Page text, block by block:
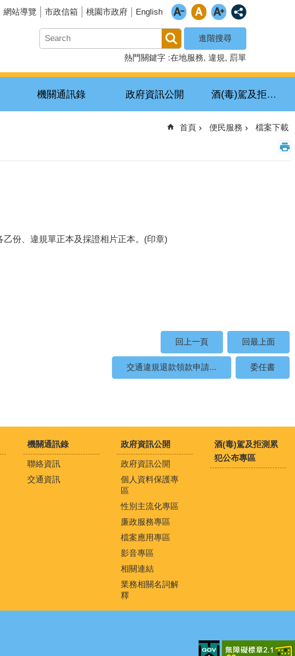
網站導覽 市政信箱 桃園市政府 English
進階搜尋
熱門關鍵字 在地服務 違規 罰單
機關通訊錄 政府資訊公開 酒(毒)駕及拒測累犯公布專區
首頁 便民服務 檔案下載
份、違規單正本及採證相片正本。(印章)
回上一頁
回最上面
交通違規退款領款申請... 委任書
機關通訊錄
聯絡資訊
交通資訊
政府資訊公開
政府資訊公開
個人資料保護專
區
性別主流化專區
廉政服務專區
檔案應用專區
影音專區
相關連結
業務相關名詞解
釋
酒(毒)駕及拒測累
犯公布專區